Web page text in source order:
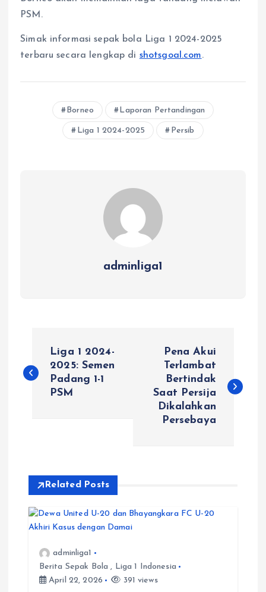
PSM.
Simak informasi sepak bola Liga 1 2024-2025
terbaru secara lengkap di shotsgoal.com.
Borneo Laporan Pertandingan
Liga 1 2024-2025 Persib
adminliga1
o
v
Liga 1 2024-
2025: Semen
Padang 1-1
PSM
Pena Akui
Terlambat
Bertindak
Saat Persija
Dikalahkan
Persebaya
Related Posts
adminliga1
Berita Sepak Bola , Liga 1 Indonesia
April 22, 2026
391 views